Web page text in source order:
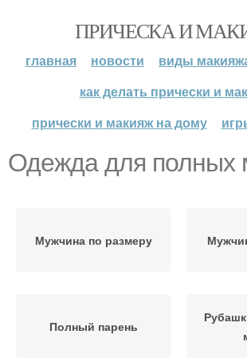
ПРИЧЕСКА И
главная новости
виды
как делать прически и
прически и макияж на дому
Одежда для полных
Мужчина по размеру
Полный парень